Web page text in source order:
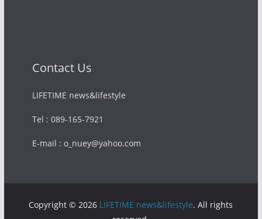
Contact Us
LIFETIME news&lifestyle
Tel : 089-165-7921
E-mail : o_nuey@yahoo.com
Copyright © 2026 LIFETIME news&lifestyle. All rights